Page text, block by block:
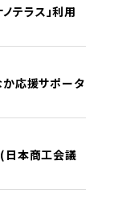
テラス」利用
か応援サポータ
日本商工会議